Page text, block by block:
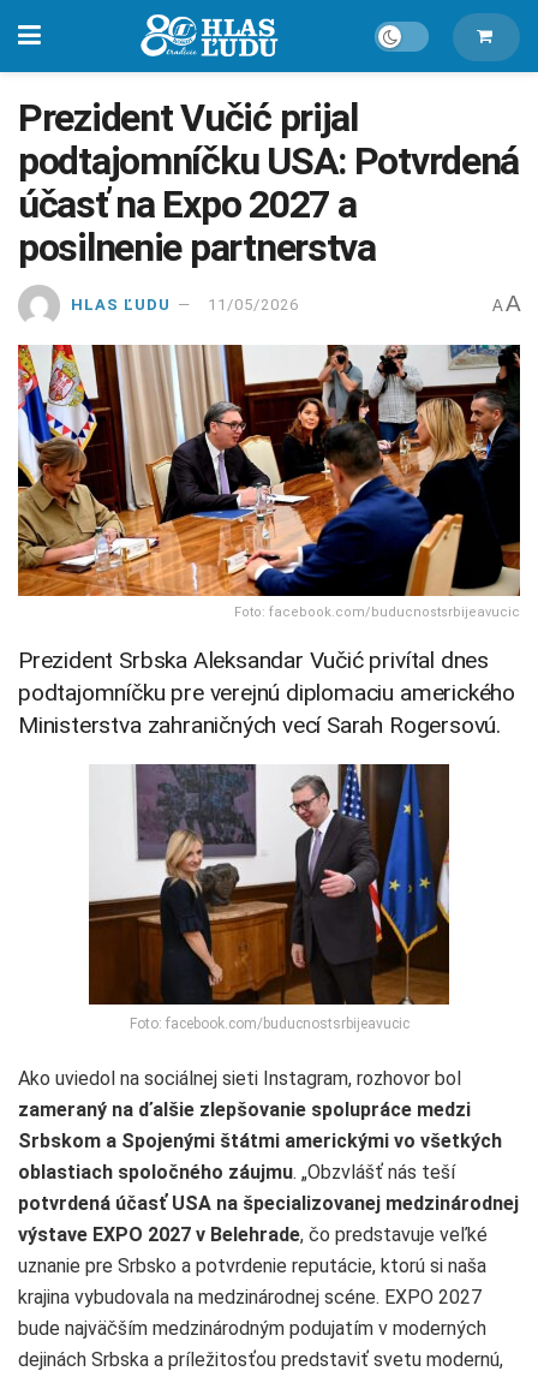
Prezident Vučić prijal
podtajomníčku USA: Potvrdená
účasť na Expo 2027 a
posilnenie partnerstva
HLAS ĽUDU 11/05/2026 A A
Foto: facebook.com/buducnostsrbijeavucic
Prezident Srbska Aleksandar Vučić privítal dnes
podtajomníčku pre verejnú diplomaciu amerického
Ministerstva zahraničných vecí Sarah Rogersovú.
Foto: facebook.com/buducnostsrbijeavucic
Ako uviedol na sociálnej sieti Instagram, rozhovor bol
zameraný na ďalšie zlepšovanie spolupráce medzi
Srbskom a Spojenými štátmi americkými vo všetkých
oblastiach spoločného záujmu. „Obzvlášť nás teší
potvrdená účasť USA na špecializovanej medzinárodnej
výstave EXPO 2027 v Belehrade, čo predstavuje veľké
uznanie pre Srbsko a potvrdenie reputácie, ktorú si naša
krajina vybudovala na medzinárodnej scéne. EXPO 2027
bude najväčším medzinárodným podujatím v moderných
dejinách Srbska a príležitosťou predstaviť svetu modernú,